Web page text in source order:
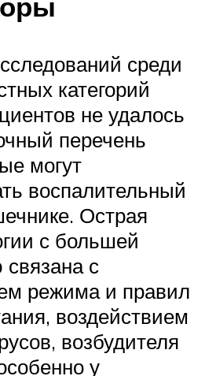
среди
категорий
не удалось
перечень
могут
воспалительный
Острая
с большей
связана с
режима и правил
воздействием
возбудителя
у